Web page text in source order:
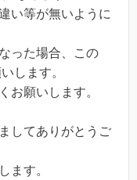
い等が無いように
った場合、この
します。
お願いします。
してありがとうご
ます。